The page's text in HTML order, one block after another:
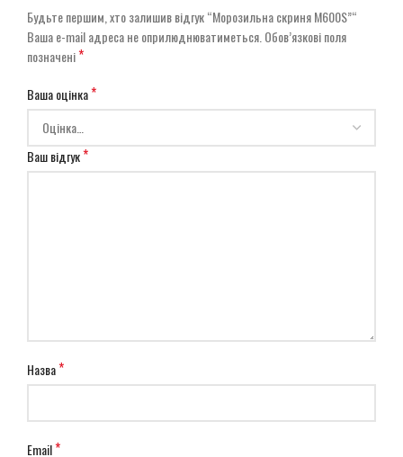
Будьте першим, хто залишив відгук “Морозильна скриня M600S”“
Ваша e-mail адреса не оприлюднюватиметься.Обов’язкові поля
позначені*
Ваша оцінка*
Ваш відгук*
Назва*
Email*